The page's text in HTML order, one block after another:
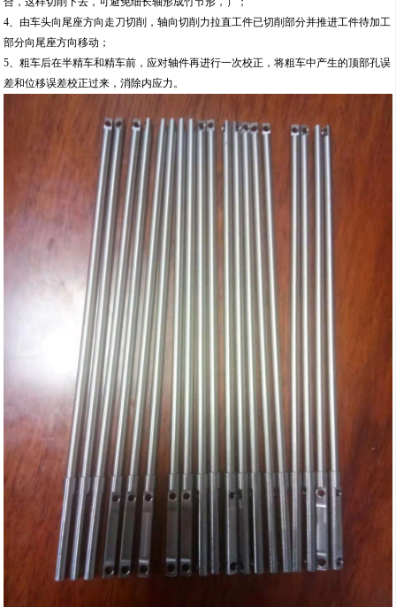
4、由车头向尾座方向走刀切削，轴向切削力拉直工件已切削部分并推进工件待加工
部分向尾座方向移动；
5、粗车后在半精车和精车前，应对轴件再进行一次校正，将粗车中产生的顶部孔误
差和位移误差校正过来，消除内应力。